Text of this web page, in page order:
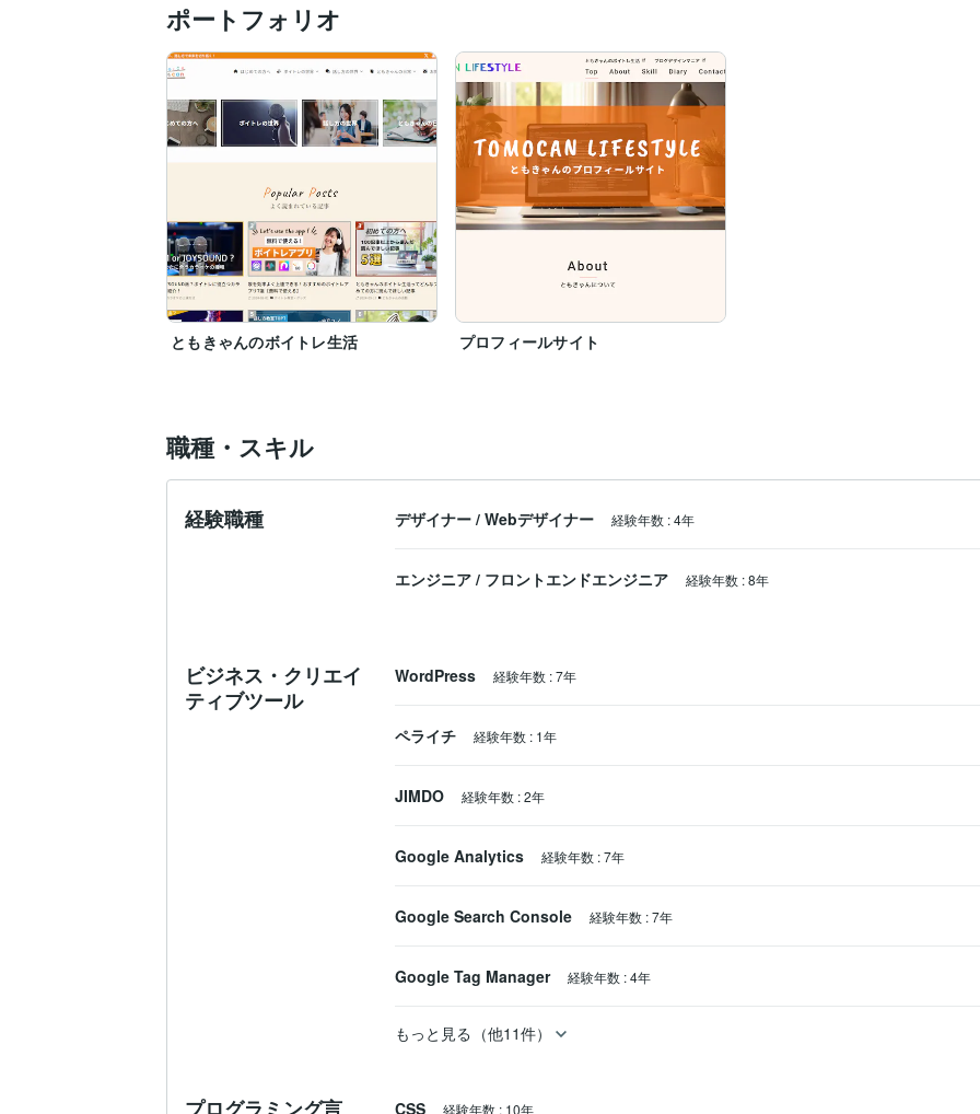
https://coconala.com/services/1409451?ref=top_histories&ref_kind=home&ref_no=2
■あなたの代理でWordPressブログを構築します★★★休止中★★★
[こんな人にオススメ]
-WordPressブログの構築をすべて任せたい
-収益化を目的にしたブログを作りたい
-ブログを構築するだけではなくWebデザインも拘りたい
https://coconala.com/services/1333389?ref=top_histories&ref_kind=home&ref_no=1
ポートフォリオ
ともきゃんのボイトレ生活 プロフィールサイト
職種・スキル
経験職種 デザイナー / Webデザイナー 経験年数 :4年
エンジニア / フロントエンドエンジニア 経験年数 :8年
ビジネス・クリエイ
ティブツール
WordPress 経験年数 :7年
ペライチ 経験年数 : 1年
JIMDO 経験年数 :2年
Google Analytics 経験年数 :7年
Google Search Console 経験年数 :7年
Google Tag Manager 経験年数 :4年
もっと見る（他11件）
CSS 経験年数 : 10年